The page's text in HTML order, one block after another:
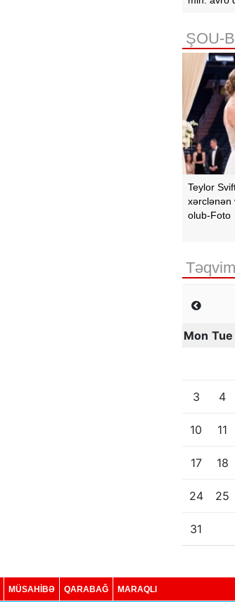
ŞOU-
Teylor
xərclənən
olub-Foto
Təqvim
Mon Tue
3 4
10 11
17 18
24 25
31
MÜSAHİBƏ QARABAĞ MARAQLI